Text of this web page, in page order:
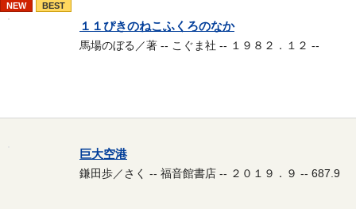
NEW BEST
１１ぴきのねこふくろのなか
馬場のぼる／著 -- こぐま社 -- １９８２．１２ --
巨大空港
鎌田歩／さく -- 福音館書店 -- ２０１９．９ -- 687.9